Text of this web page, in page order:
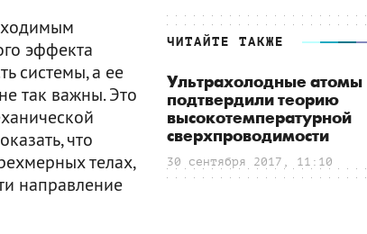
ЧИТАЙТЕ ТАКЖЕ
Ультрахолодные атомы
подтвердили теорию
высокотемпературной
сверхпроводимости
30 сентября 2017, 11:10
эффекта
системы, а ее
так важны. Это
что
телах,
направление